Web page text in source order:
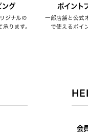
ング
ジナルの
ります。
ポイント
一部店舗と公式
で使えるポイ
会